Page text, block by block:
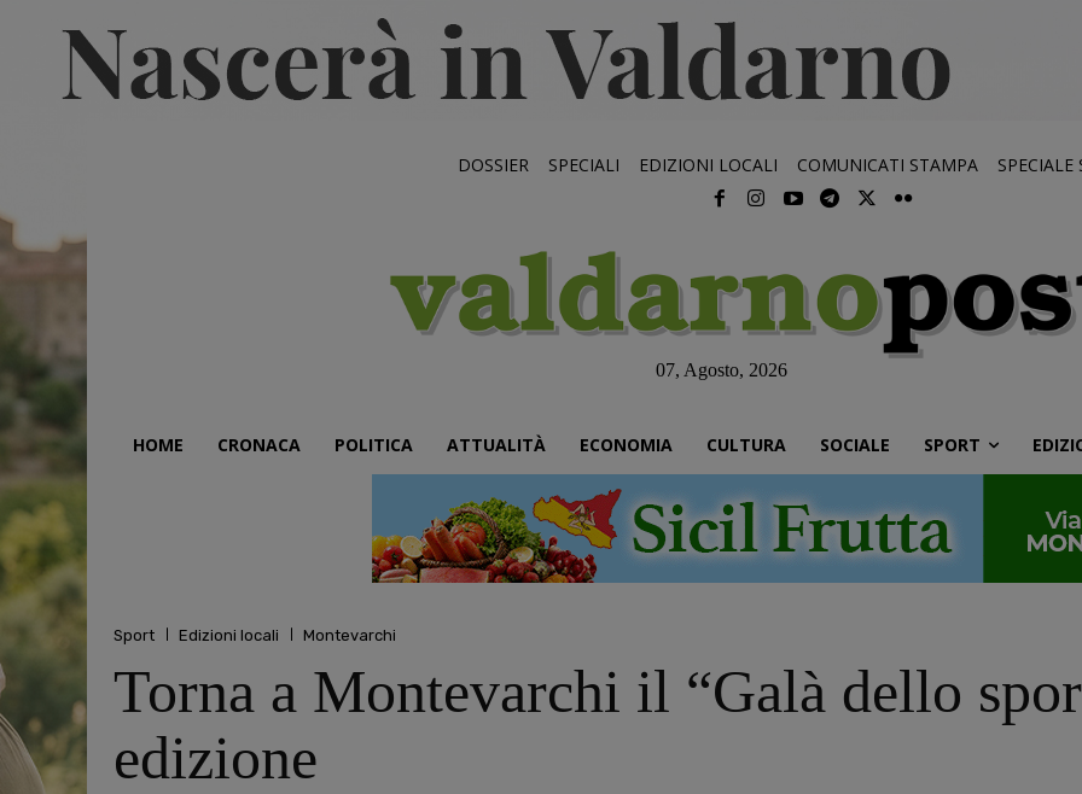
DOSSIER SPECIALI EDIZIONI LOCALI COMUNICATI STAMPA SPECIALE
07, Agosto, 2026
HOME CRONACA POLITICA ATTUALITÀ ECONOMIA CULTURA SOCIALE SPORT
Sport Edizioni locali Montevarchi
Torna a Montevarchi il “Galà dello
edizione